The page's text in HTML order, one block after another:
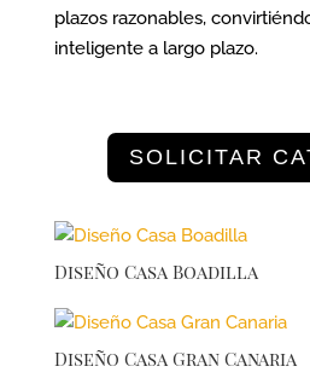
plazos razonables,
inteligente a largo plazo.
SOLICITAR
Diseño Casa Boadilla
Diseño Casa Gran Canaria